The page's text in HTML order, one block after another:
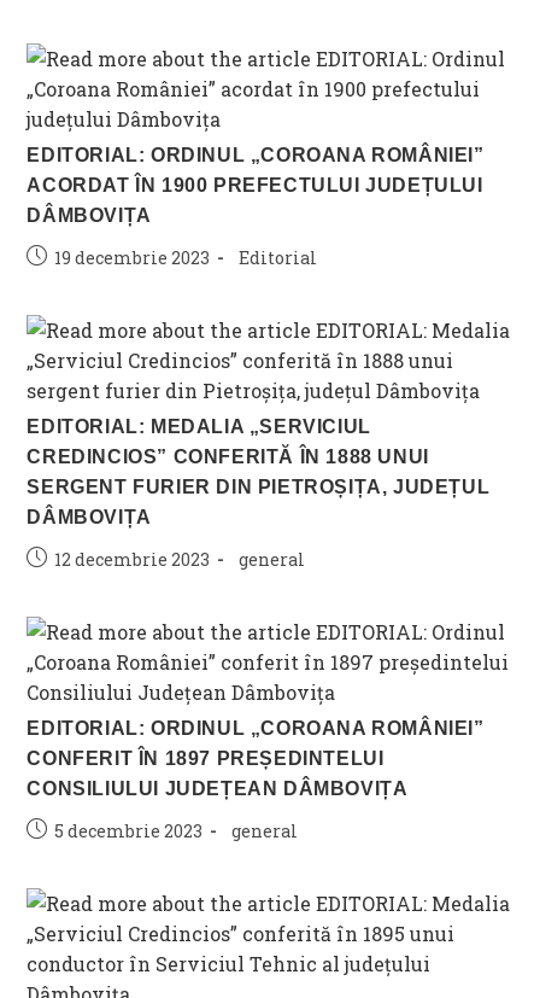
EDITORIAL: ORDINUL „COROANA ROMÂNIEI”
ACORDAT ÎN 1900 PREFECTULUI JUDEȚULUI
DÂMBOVIȚA
Post19 decembrie 2023
Post
Editorial
EDITORIAL: MEDALIA „SERVICIUL
CREDINCIOS” CONFERITĂ ÎN 1888 UNUI
SERGENT FURIER DIN PIETROȘIȚA, JUDEȚUL
DÂMBOVIȚA
Post12 decembrie 2023
Post
general
EDITORIAL: ORDINUL „COROANA ROMÂNIEI”
CONFERIT ÎN 1897 PREȘEDINTELUI
CONSILIULUI JUDEȚEAN DÂMBOVIȚA
Post5 decembrie 2023
Post
general